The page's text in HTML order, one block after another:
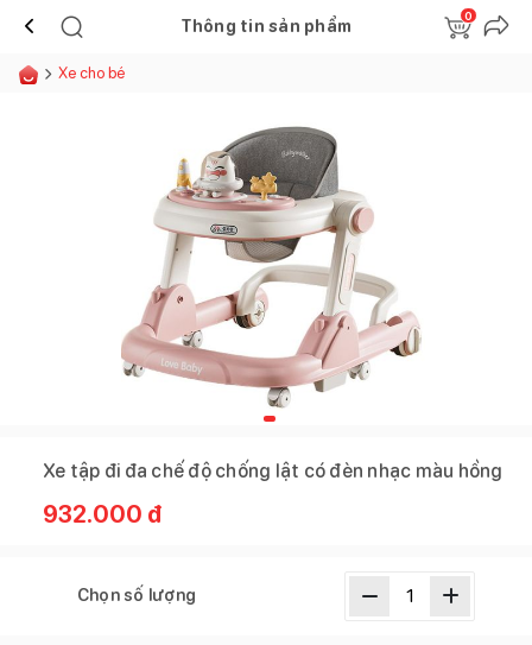
Thông tin sản phẩm
0
Xe cho bé
Xe tập đi đa chế độ chống lật có đèn nhạc màu hồng
932.000 đ
Chọn số lượng